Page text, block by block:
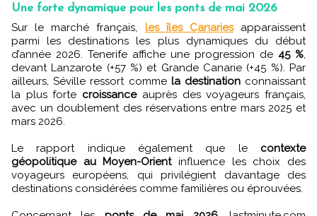
Une forte dynamique pour les ponts de mai 2026
Sur le marché français, les îles Canariesapparaissent
parmi les destinations les plus dynamiques du début
d’année 2026. Tenerife affiche une progression de 45 %,
devant Lanzarote (+57 %) et Grande Canarie (+45 %). Par
ailleurs, Séville ressort comme la destinationconnaissant
la plus forte croissanceauprès des voyageurs français,
avec un doublement des réservations entre mars 2025 et
mars 2026.
Le rapport indique également que le contexte
géopolitique au Moyen-Orientinfluence les choix des
voyageurs européens, qui privilégient davantage des
destinations considérées comme familières ou éprouvées.